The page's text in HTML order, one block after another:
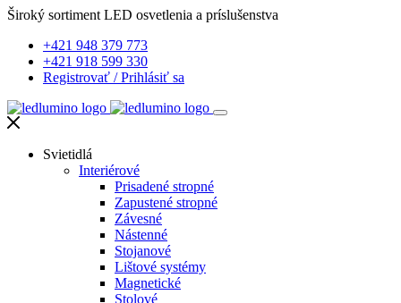
Široký sortiment LED osvetlenia a príslušenstva
+421 948 379 773
+421 918 599 330
Registrovať /Prihlásiť sa
Svietidlá
Interiérové
Prisadené stropné
Zapustené stropné
Závesné
Nástenné
Stojanové
Lištové systémy
Magnetické
Stolové